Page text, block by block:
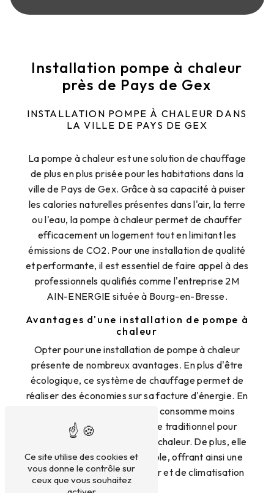
Installation pompe à chaleur
près de Pays de Gex
INSTALLATION POMPE À CHALEUR DANS
LA VILLE DE PAYS DE GEX
La pompe à chaleur est une solution de chauffage
de plus en plus prisée pour les habitations dans la
ville de Pays de Gex. Grâce à sa capacité à puiser
les calories naturelles présentes dans l'air, la terre
ou l'eau, la pompe à chaleur permet de chauffer
efficacement un logement tout en limitant les
émissions de CO2. Pour une installation de qualité
et performante, il est essentiel de faire appel à des
professionnels qualifiés comme l'entreprise 2M
AIN-ENERGIE située à Bourg-en-Bresse.
Avantages d'une installation de pompe à
chaleur
Opter pour une installation de pompe à chaleur
présente de nombreux avantages. En plus d'être
écologique, ce système de chauffage permet de
réaliser des économies sur sa facture d'énergie. En
effet, une pompe à chaleur consomme moins
d'électricité qu'un chauffage traditionnel pour
produire la même quantité de chaleur. De plus, elle
peut également être réversible, offrant ainsi une
solution de chauffage en hiver et de climatisation
Ce site utilise des cookies et
vous donne le contrôle sur
ceux que vous souhaitez